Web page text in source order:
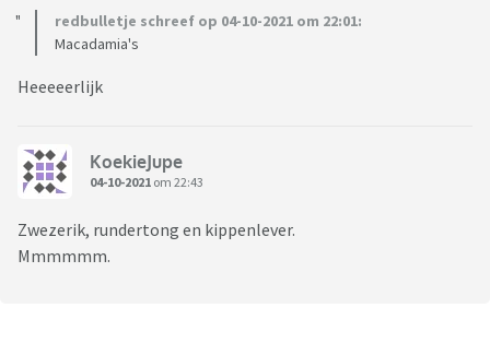
redbulletje schreef op 04-10-2021 om 22:01:
Macadamia's
Heeeeerlijk
KoekieJupe
04-10-2021 om 22:43
Zwezerik, rundertong en kippenlever.
Mmmmmm.